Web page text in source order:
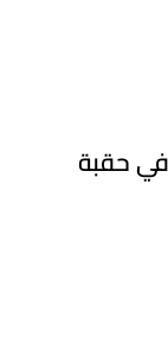
في حقبة